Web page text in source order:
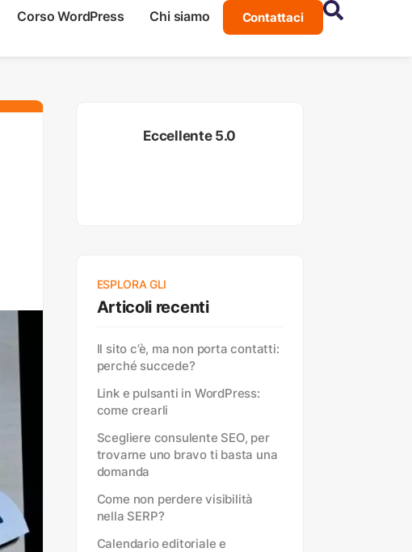
Corso WordPress Chi siamo Contattaci
Eccellente 5.0
ESPLORA GLI
Articoli recenti
Il sito c’è, ma non porta contatti:
perché succede?
Link e pulsanti in WordPress:
come crearli
Scegliere consulente SEO, per
trovarne uno bravo ti basta una
domanda
Come non perdere visibilità
nella SERP?
Calendario editoriale e